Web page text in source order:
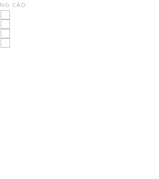
CÁO